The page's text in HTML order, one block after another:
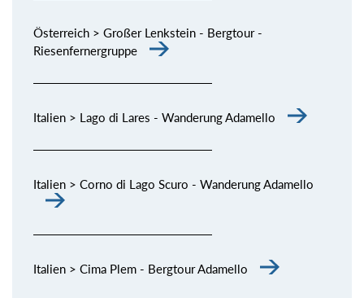
Österreich > Großer Lenkstein - Bergtour -
Riesenfernergruppe
Italien > Lago di Lares - Wanderung Adamello
Italien > Corno di Lago Scuro - Wanderung Adamello
Italien > Cima Plem - Bergtour Adamello